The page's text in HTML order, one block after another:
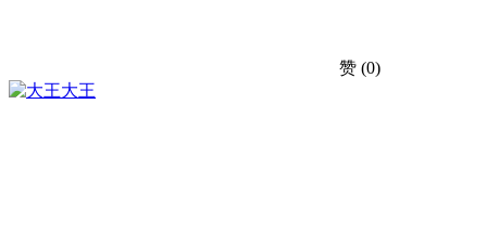
赞 (0)
大王